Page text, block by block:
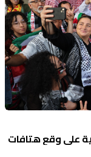
على وقع هتافات